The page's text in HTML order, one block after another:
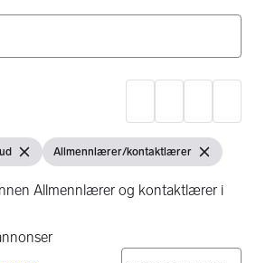
Fjern filterVis filter
Allmennlærer/kontaktlærer Fjern filter
Allmennlærer og kontaktlærer i